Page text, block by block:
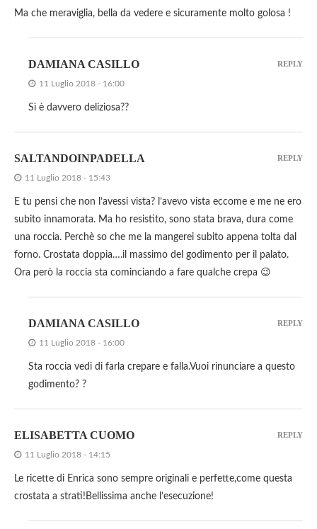
Ma che meraviglia, bella da vedere e sicuramente molto golosa !
DAMIANA CASILLO
11 Luglio 2018 - 16:00
Sì è davvero deliziosa??
REPLY
SALTANDOINPADELLA
11 Luglio 2018 - 15:43
E tu pensi che non l’avessi vista? l’avevo vista eccome e me ne ero
subito innamorata. Ma ho resistito, sono stata brava, dura come
una roccia. Perchè so che me la mangerei subito appena tolta dal
forno. Crostata doppia….il massimo del godimento per il palato.
Ora però la roccia sta cominciando a fare qualche crepa 😉
REPLY
DAMIANA CASILLO
11 Luglio 2018 - 16:00
Sta roccia vedi di farla crepare e falla.Vuoi rinunciare a questo
godimento? ?
REPLY
ELISABETTA CUOMO
11 Luglio 2018 - 14:15
Le ricette di Enrica sono sempre originali e perfette,come questa
crostata a strati!Bellissima anche l’esecuzione!
REPLY